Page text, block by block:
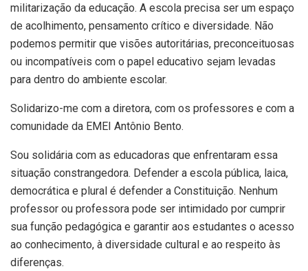
militarização da educação. A escola precisa ser um espaço
de acolhimento, pensamento crítico e diversidade. Não
podemos permitir que visões autoritárias, preconceituosas
ou incompatíveis com o papel educativo sejam levadas
para dentro do ambiente escolar.
Solidarizo-me com a diretora, com os professores e com a
comunidade da EMEI Antônio Bento.
Sou solidária com as educadoras que enfrentaram essa
situação constrangedora. Defender a escola pública, laica,
democrática e plural é defender a Constituição. Nenhum
professor ou professora pode ser intimidado por cumprir
sua função pedagógica e garantir aos estudantes o acesso
ao conhecimento, à diversidade cultural e ao respeito às
diferenças.